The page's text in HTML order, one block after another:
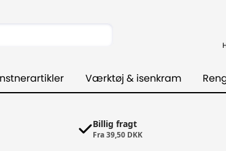
Værktøj & isenkram
Billig fragt
Fra 39,50 DKK